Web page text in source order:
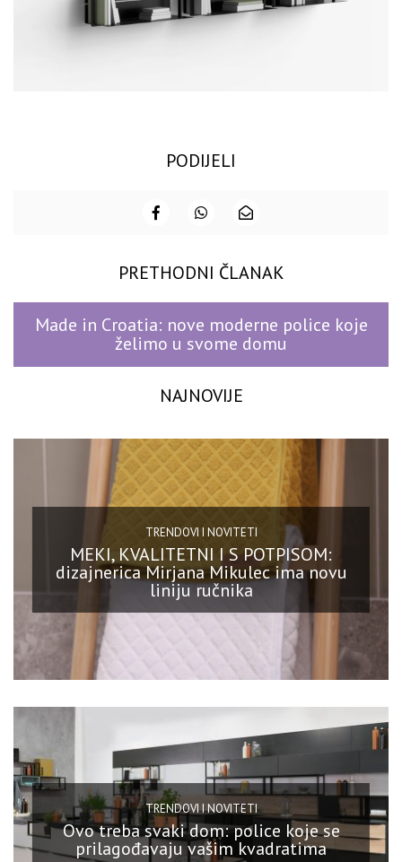
PODIJELI
PRETHODNI ČLANAK
Made in Croatia: nove moderne police koje
želimo u svome domu
NAJNOVIJE
TRENDOVI I NOVITETI
MEKI, KVALITETNI I S POTPISOM:
dizajnerica Mirjana Mikulec ima novu
liniju ručnika
TRENDOVI I NOVITETI
Ovo treba svaki dom: police koje se
prilagođavaju vašim kvadratima